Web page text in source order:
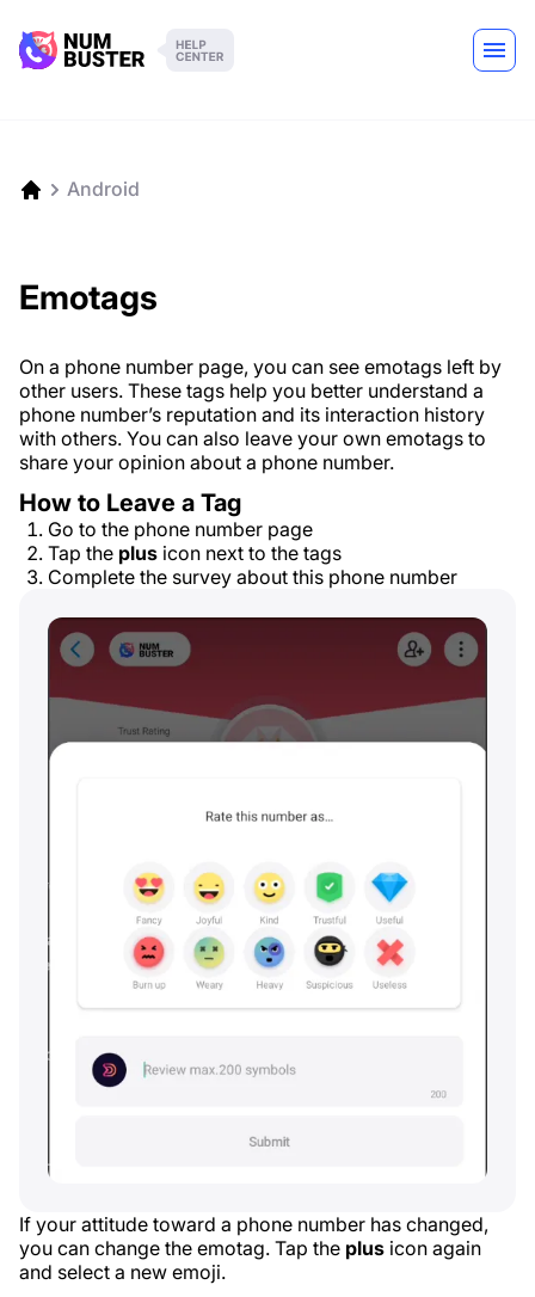
Android
Emotags
On a phone number page, you can see emotags left by
other users. These tags help you better understand a
phone number’s reputation and its interaction history
with others. You can also leave your own emotags to
share your opinion about a phone number.
How to Leave a Tag
Go to the phone number page
Tap the plus icon next to the tags
Complete the survey about this phone number
If your attitude toward a phone number has changed,
you can change the emotag. Tap the plus icon again
and select a new emoji.